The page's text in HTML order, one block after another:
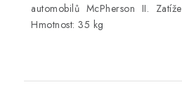
automobilů McPherson II.
Hmotnost: 35 kg